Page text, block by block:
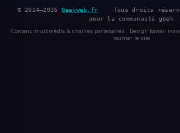
© 2024–2026 Geekweb.fr · Tous droits
pour la communauté geek
Contenu multimédia & chaînes partenaires · Design kawaii
tourner le site